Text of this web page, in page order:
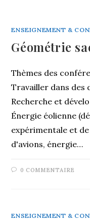
ENSEIGNEMENT &
Géométrie
Thèmes des
Travailler dans des
Recherche et
Énergie éolienne
expérimentale et
d'avions, énergie…
0 COMMENTAIRE
ENSEIGNEMENT &